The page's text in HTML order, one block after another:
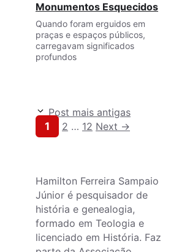
Monumentos Esquecidos
Quando foram erguidos em
praças e espaços públicos,
carregavam significados
profundos
Post mais antigas
Page
1 Page
2 … Page
12 Next →
Hamilton Ferreira Sampaio
Júnior é pesquisador de
história e genealogia,
formado em Teologia e
licenciado em História. Faz